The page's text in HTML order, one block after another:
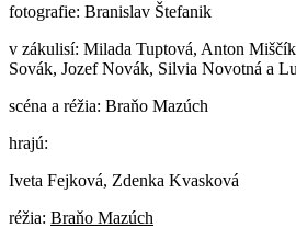
fotografie: Branislav Štefanik
v zákulisí: Milada Tuptová, Anton
Sovák, Jozef Novák, Silvia Novotná a
scéna a réžia: Braňo Mazúch
hrajú:
Iveta Fejková, Zdenka Kvasková
réžia: Braňo Mazúch